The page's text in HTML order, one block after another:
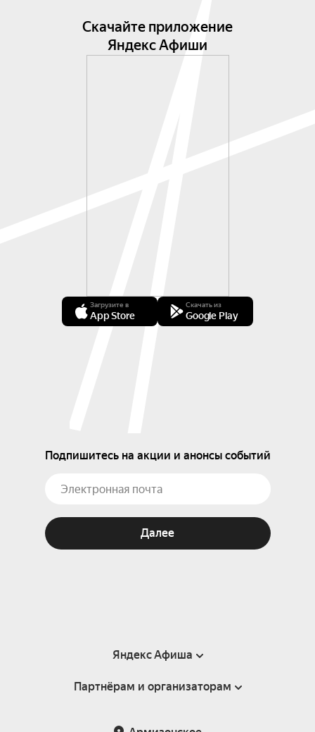
Скачайте приложение
Яндекс Афиши
Загрузите в
App Store
Скачать из
Google Play
Подпишитесь на акции и анонсы событий
Далее
Яндекс Афиша
Справка
Партнёрам и организаторам